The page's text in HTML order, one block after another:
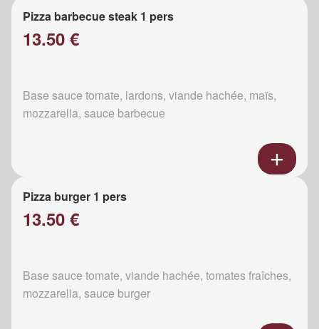
Pizza barbecue steak 1 pers
13.50 €
Base sauce tomate, lardons, viande hachée, maïs,
mozzarella, sauce barbecue
Pizza burger 1 pers
13.50 €
Base sauce tomate, viande hachée, tomates fraîches,
mozzarella, sauce burger